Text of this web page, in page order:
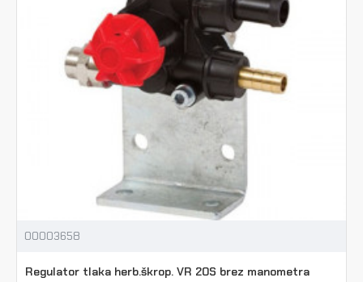
00003658
Regulator tlaka herb.škrop. VR 20S brez manometra